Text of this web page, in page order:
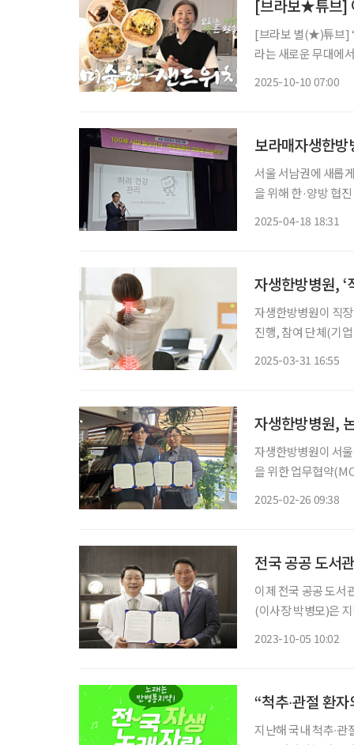
[브라보★튜브]
[브라보 별(★)튜브]
라는 새로운 무대에
2025-10-10 07:00
보라매자생한방
서울 서남권에 새롭
을 위해 한·양방 협
2025-04-18 18:31
자생한방병원, ‘
자생한방병원이 직
진행, 참여 단체(기업 및 공공기
2025-03-31 16:55
자생한방병원,
자생한방병원이 서울 강남구립 논
을 위한 업무협약
2025-02-26 09:38
전국 공공 도서
이제 전국 공공 도서
(이사장 박병모)은
2023-10-05 10:02
“척추∙관절 환
지난해 국내 척추∙관